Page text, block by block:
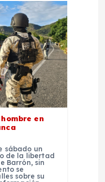
en
sábado un
de la libertad
Barrón, sin
se
sobre su